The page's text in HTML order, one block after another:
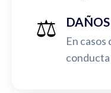
⚖️
En